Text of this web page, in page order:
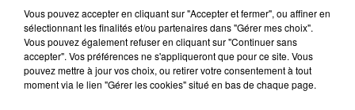
26_Mercredi_soir_17h.mp3
Vous pouvez accepter en cliquant sur "Accepter et fermer", ou affiner en
sélectionnant les finalités et/ou partenaires dans "Gérer mes choix".
Vous pouvez également refuser en cliquant sur "Continuer sans
accepter". Vos préférences ne s'appliqueront que pour ce site. Vous
pouvez mettre à jour vos choix, ou retirer votre consentement à tout
moment via le lien "Gérer les cookies" situé en bas de chaque page.